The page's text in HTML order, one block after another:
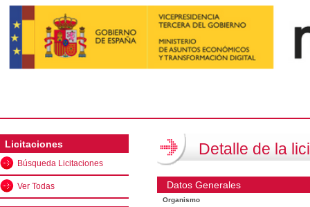
Licitaciones
Búsqueda Licitaciones
Ver Todas
Detalle de la
Datos Generales
Organismo